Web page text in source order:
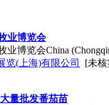
业博览会
业博览会China
览(上海)有限公司 [未
量批发番茄苗